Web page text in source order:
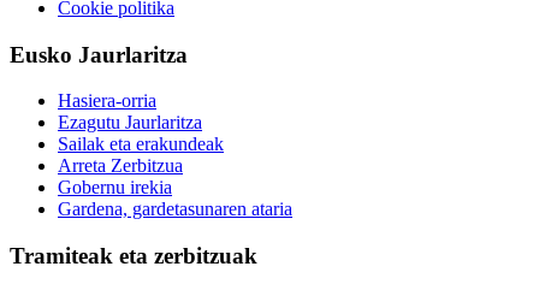
Cookie politika
Eusko Jaurlaritza
Hasiera-orria
Ezagutu Jaurlaritza
Sailak eta erakundeak
Arreta Zerbitzua
Gobernu irekia
Gardena, gardetasunaren ataria
Tramiteak eta zerbitzuak